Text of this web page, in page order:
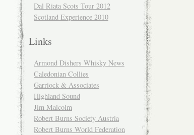
Dal Riata Scots Tour 2012
Scotland Experience 2010
Links
Armond Dishers Whisky News
Caledonian Collies
Garriock & Associates
Highland Sound
Jim Malcolm
Robert Burns Society Austria
Robert Burns World Federation